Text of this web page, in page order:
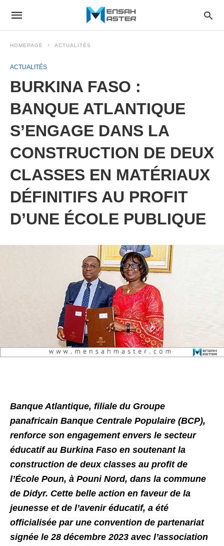
HOMEPAGE ACTUALITÉS
ACTUALITÉS
BURKINA FASO :
BANQUE ATLANTIQUE
S’ENGAGE DANS LA
CONSTRUCTION DE DEUX
CLASSES EN MATÉRIAUX
DÉFINITIFS AU PROFIT
D’UNE ÉCOLE PUBLIQUE
Banque Atlantique, filiale du Groupe
panafricain Banque Centrale Populaire (BCP),
renforce son engagement envers le secteur
éducatif au Burkina Faso en soutenant la
construction de deux classes au profit de
l’École Poun, à Pouni Nord, dans la commune
de Didyr. Cette belle action en faveur de la
jeunesse et de l’avenir éducatif, a été
officialisée par une convention de partenariat
signée le 28 décembre 2023 avec l’association